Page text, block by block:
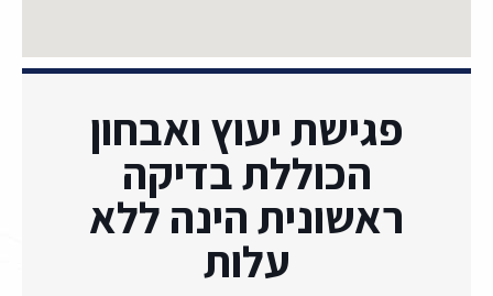
פגישת יעוץ ואבחון
הכוללת בדיקה
ראשונית הינה ללא
עלות